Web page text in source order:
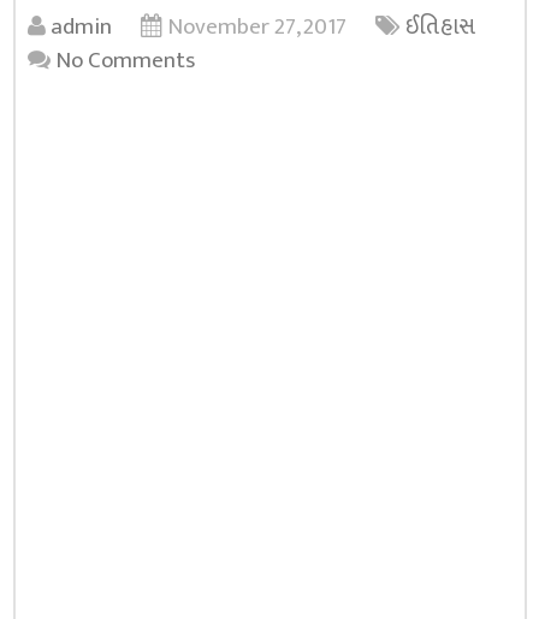
admin November 27, 2017
ઈતિહાસ
No Comments